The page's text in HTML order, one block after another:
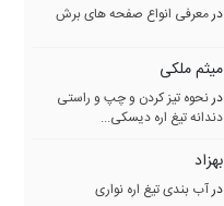
درمعرفی انواع صفحه های برش
میثم ملکی
درنحوه تیز کردن و چپ و راستی
دندانه تیغ اره دیسکی...
بهزاد
درآب بندی تیغ اره نواری